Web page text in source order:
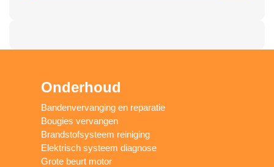
Onderhoud
Bandenvervanging en reparatie
Bougies vervangen
Brandstofsysteem reiniging
Elektrisch systeem diagnose
Grote beurt motor